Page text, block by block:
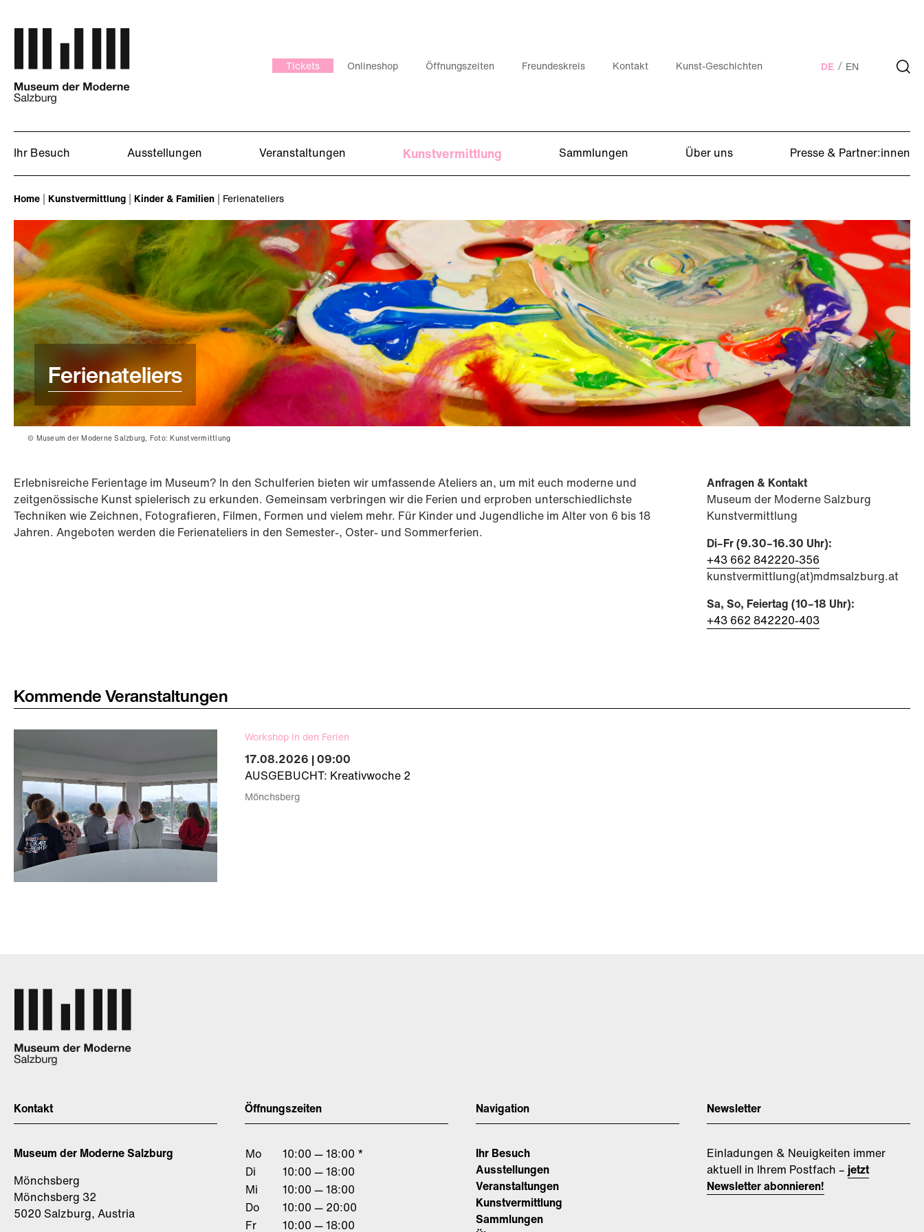
Tickets Onlineshop Öffnungszeiten Freundeskreis Kontakt Kunst-Geschichten DE EN
Ihr Besuch Ausstellungen Veranstaltungen Kunstvermittlung Sammlungen Über uns
Presse & Partner:innen
Home Kunstvermittlung Kinder & Familien Ferienateliers
© Museum der Moderne Salzburg, Foto: Kunstvermittlung
Ferienateliers
Erlebnisreiche Ferientage im Museum? In den Schulferien bieten wir umfassende Ateliers an, um mit euch moderne und
zeitgenössische Kunst spielerisch zu erkunden. Gemeinsam verbringen wir die Ferien und erproben unterschiedlichste
Techniken wie Zeichnen, Fotografieren, Filmen, Formen und vielem mehr. Für Kinder und Jugendliche im Alter von 6 bis 18
Jahren. Angeboten werden die Ferienateliers in den Semester-, Oster- und Sommerferien.
Anfragen & Kontakt
Museum der Moderne Salzburg
Kunstvermittlung
Di–Fr (9.30–16.30 Uhr):
+43 662 842220-356
kunstvermittlung(at)mdmsalzburg.at
Sa, So, Feiertag (10–18 Uhr):
​​​​​​​+43 662 842220-403
Kommende Veranstaltungen
Workshop in den Ferien
17.08.2026 | 09:00
AUSGEBUCHT: Kreativwoche 2
Mönchsberg
Kontakt
Museum der Moderne Salzburg
Mönchsberg
Mönchsberg 32
5020 Salzburg, Austria
Öffnungszeiten
Mo
10:00 — 18:00 *
Di
10:00 — 18:00
Mi
10:00 — 18:00
Do
10:00 — 20:00
Fr
10:00 — 18:00
Navigation
Ihr Besuch
Ausstellungen
Veranstaltungen
Kunstvermittlung
Sammlungen
Newsletter
Einladungen & Neuigkeiten immer
aktuell in Ihrem Postfach – jetzt
Newsletter abonnieren!